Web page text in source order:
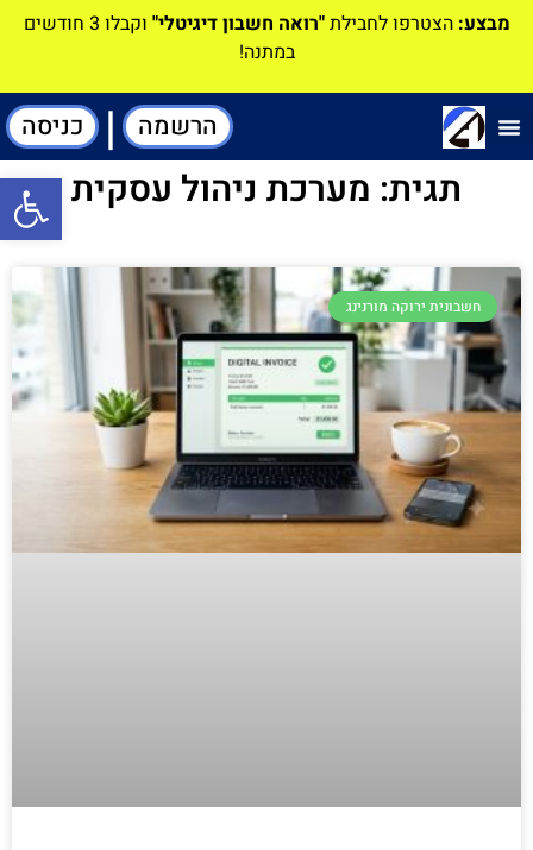
מבצע: הצטרפו לחבילת"רואה חשבון דיגיטלי"
וקבלו 3 חודשים
במתנה!
הרשמה | כניסה
תגית: מערכת ניהול עסקית
חשבונית ירוקה מורנינג
פתח